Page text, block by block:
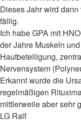
Dieses Jahr wird
fällig.
Ich habe GPA mit
der Jahre Muskeln
Hautbeteiligung,
Nervensystem
Erkannt wurde die
regelmäßigen
mittlerweile aber sehr
LG Ralf